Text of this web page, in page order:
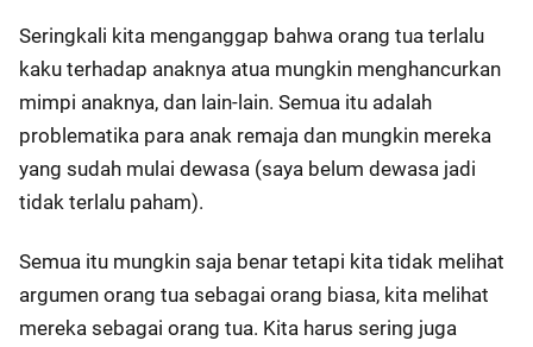
Seringkali kita menganggap bahwa orang tua terlalu
kaku terhadap anaknya atua mungkin menghancurkan
mimpi anaknya, dan lain-lain. Semua itu adalah
problematika para anak remaja dan mungkin mereka
yang sudah mulai dewasa (saya belum dewasa jadi
tidak terlalu paham).
Semua itu mungkin saja benar tetapi kita tidak melihat
argumen orang tua sebagai orang biasa, kita melihat
mereka sebagai orang tua. Kita harus sering juga